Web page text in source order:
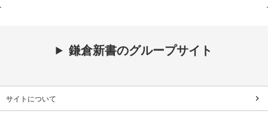
鎌倉新書のグループサイト
サイトについて